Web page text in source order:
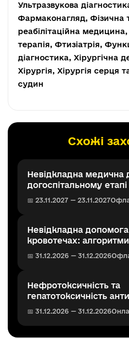
Ультразвукова
Фармаконагляд, Фізична
реабілітаційна
терапія, Фтизіатрія,
діагностика, Хірургічна
Хірургія, Хірургія серця
судин
Схожі
Невідкладна медична
догоспітальному етапі
📅 23.11.2027 — 23.11.2027
Невідкладна
кровотечах:
📅 31.12.2026 — 31.12.2026
Нефротоксичність та
гепатотоксичність
📅 31.12.2026 — 31.12.2026